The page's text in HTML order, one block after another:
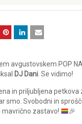
avgustovskem POP
DJ Dani . Se vidimo!
in priljubljena
smo. Svobodni in
mavrično zastavo!
🎉